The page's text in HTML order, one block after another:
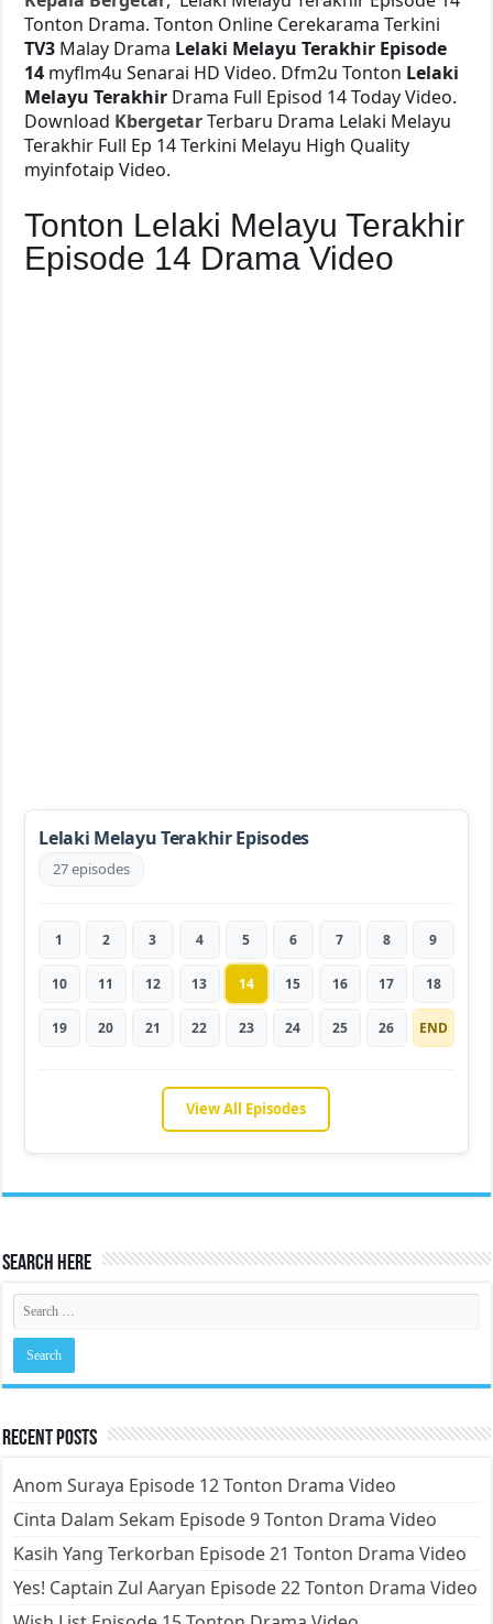
Tonton Drama. Tonton Online Cerekarama Terkini
TV3 Malay Drama Lelaki Melayu Terakhir Episode
14 myflm4u Senarai HD Video. Dfm2u Tonton Lelaki
Melayu Terakhir Drama Full Episod 14 Today Video.
Download KbergetarTerbaru Drama Lelaki Melayu
Terakhir Full Ep 14 Terkini Melayu High Quality
myinfotaip Video.
Tonton Lelaki Melayu Terakhir
Episode 14 Drama Video
Lelaki Melayu Terakhir Episodes
27 episodes
1 2 3 4 5 6 7 8 9
10 11 12 13 14 15 16 17 18
19 20 21 22 23 24 25 26 END
View All Episodes
Search Here
Recent Posts
Anom Suraya Episode 12 Tonton Drama Video
Cinta Dalam Sekam Episode 9 Tonton Drama Video
Kasih Yang Terkorban Episode 21 Tonton Drama Video
Yes! Captain Zul Aaryan Episode 22 Tonton Drama Video